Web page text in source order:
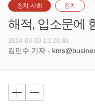
정치·사회 정치
해적, 입소문에
2014-09-10 13:28:48
김민수 기자 -